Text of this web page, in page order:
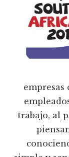
trabajo, al